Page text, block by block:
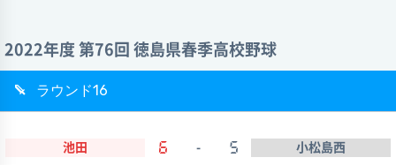
2022年度 第76回 徳島県春季高校野球
ラウンド16
池田 6 - 5 小松島西